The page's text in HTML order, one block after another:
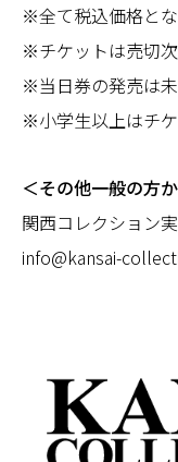
※全て税込価格とな
※チケットは売切次
※当日券の発売は未
※小学生以上はチケ
＜その他一般の方
関西コレクション
info@kansai-